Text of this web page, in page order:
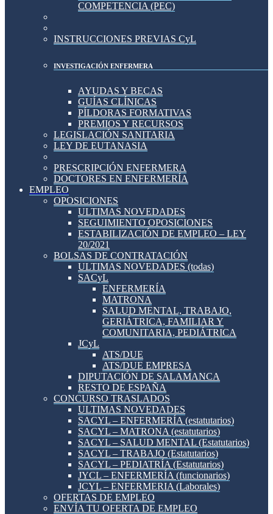
COMPETENCIA (PEC)
INSTRUCCIONES PREVIAS CyL
INVESTIGACIÓN ENFERMERA
AYUDAS Y BECAS
GUÍAS CLÍNICAS
PÍLDORAS FORMATIVAS
PREMIOS Y RECURSOS
LEGISLACIÓN SANITARIA
LEY DE EUTANASIA
PRESCRIPCIÓN ENFERMERA
DOCTORES EN ENFERMERÍA
EMPLEO
OPOSICIONES
ULTIMAS NOVEDADES
SEGUIMIENTO OPOSICIONES
ESTABILIZACIÓN DE EMPLEO – LEY
20/2021
BOLSAS DE CONTRATACIÓN
ULTIMAS NOVEDADES (todas)
SACyL
ENFERMERÍA
MATRONA
SALUD MENTAL, TRABAJO,
GERIÁTRICA, FAMILIAR Y
COMUNITARIA, PEDIÁTRICA
JCyL
ATS/DUE
ATS/DUE EMPRESA
DIPUTACIÓN DE SALAMANCA
RESTO DE ESPAÑA
CONCURSO TRASLADOS
ULTIMAS NOVEDADES
SACYL – ENFERMERÍA (estatutarios)
SACYL – MATRONA (estatutarios)
SACYL – SALUD MENTAL (Estatutarios)
SACYL – TRABAJO (Estatutarios)
SACYL – PEDIATRÍA (Estatutarios)
JYCL – ENFERMERÍA (funcionarios)
JCYL – ENFERMERIA (Laborales)
OFERTAS DE EMPLEO
ENVÍA TU OFERTA DE EMPLEO